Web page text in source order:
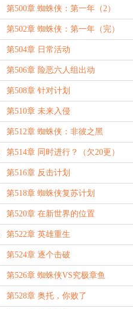
第500章 蜘蛛侠：第一年（2）
第502章 蜘蛛侠：第一年（完）
第504章 日常活动
第506章 险恶六人组出动
第508章 针对计划
第510章 未来入侵
第512章 蜘蛛侠：非彼之黑
第514章 同时进行？（欠20更）
第516章 反击计划
第518章 蜘蛛侠复苏计划
第520章 在新世界的位置
第522章 英雄重生
第524章 逐个击破
第526章 蜘蛛侠VS究极章鱼
第528章 奥托，你败了